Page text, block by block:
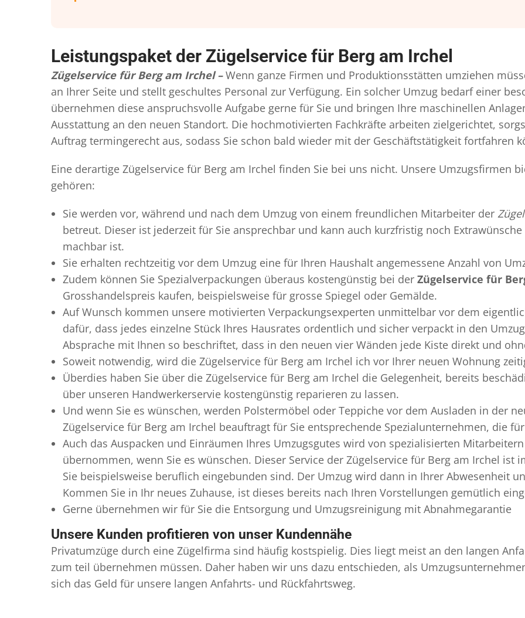
Leistungspaket der Zügelservice für Berg am Irchel
Zügelservice für Berg am Irchel – Wenn ganze Firmen und Produktionsstätten umziehen
an Ihrer Seite und stellt geschultes Personal zur Verfügung. Ein solcher Umzug bedarf einer
übernehmen diese anspruchsvolle Aufgabe gerne für Sie und bringen Ihre maschinellen
Ausstattung an den neuen Standort. Die hochmotivierten Fachkräfte arbeiten zielgerichtet,
Auftrag termingerecht aus, sodass Sie schon bald wieder mit der Geschäftstätigkeit fortfahren
Eine derartige Zügelservice für Berg am Irchel finden Sie bei uns nicht. Unsere Umzugsfirmen
gehören:
Sie werden vor, während und nach dem Umzug von einem freundlichen Mitarbeiter der
betreut. Dieser ist jederzeit für Sie ansprechbar und kann auch kurzfristig noch
machbar ist.
Sie erhalten rechtzeitig vor dem Umzug eine für Ihren Haushalt angemessene Anzahl von
Zudem können Sie Spezialverpackungen überaus kostengünstig bei der Zügelservice für
Grosshandelspreis kaufen, beispielsweise für grosse Spiegel oder Gemälde.
Auf Wunsch kommen unsere motivierten Verpackungsexperten unmittelbar vor dem
dafür, dass jedes einzelne Stück Ihres Hausrates ordentlich und sicher verpackt in den
Absprache mit Ihnen so beschriftet, dass in den neuen vier Wänden jede Kiste direkt und
Soweit notwendig, wird die Zügelservice für Berg am Irchel ich vor Ihrer neuen Wohnung
Überdies haben Sie über die Zügelservice für Berg am Irchel die Gelegenheit, bereits
über unseren Handwerkerservie kostengünstig reparieren zu lassen.
Und wenn Sie es wünschen, werden Polstermöbel oder Teppiche vor dem Ausladen in der
Zügelservice für Berg am Irchel beauftragt für Sie entsprechende Spezialunternehmen, die
Auch das Auspacken und Einräumen Ihres Umzugsgutes wird von spezialisierten
übernommen, wenn Sie es wünschen. Dieser Service der Zügelservice für Berg am Irchel
Sie beispielsweise beruflich eingebunden sind. Der Umzug wird dann in Ihrer Abwesenheit
Kommen Sie in Ihr neues Zuhause, ist dieses bereits nach Ihren Vorstellungen gemütlich
Gerne übernehmen wir für Sie die Entsorgung und Umzugsreinigung mit Abnahmegarantie
Unsere Kunden profitieren von unser Kundennähe
Privatumzüge durch eine Zügelfirma sind häufig kostspielig. Dies liegt meist an den langen
zum teil übernehmen müssen. Daher haben wir uns dazu entschieden, als
sich das Geld für unsere langen Anfahrts- und Rückfahrtsweg.